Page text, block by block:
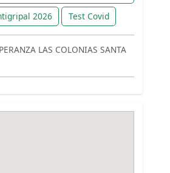
2026
Test Covid
LAS COLONIAS SANTA